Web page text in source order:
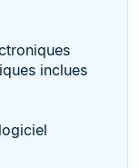
inclues